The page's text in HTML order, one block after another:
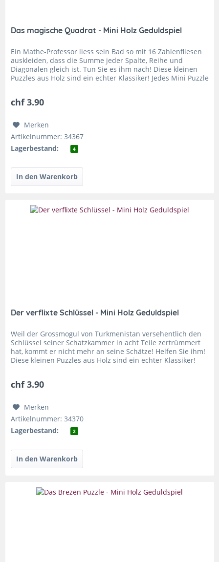
Das magische Quadrat - Mini Holz Geduldspiel
Ein Mathe-Professor liess sein Bad so mit 16 Zahlenfliesen
auskleiden, dass die Summe jeder Spalte, Reihe und
Diagonalen gleich ist. Tun Sie es ihm nach! Diese kleinen
Puzzles aus Holz sind ein echter Klassiker! Jedes Mini Puzzle
chf 3.90
Merken
Artikelnummer: 34367
Lagerbestand:
4
Der verflixte Schlüssel - Mini Holz Geduldspiel
Weil der Grossmogul von Turkmenistan versehentlich den
Schlüssel seiner Schatzkammer in acht Teile zertrümmert
hat, kommt er nicht mehr an seine Schätze! Helfen Sie ihm!
Diese kleinen Puzzles aus Holz sind ein echter Klassiker!
chf 3.90
Merken
Artikelnummer: 34370
Lagerbestand:
2